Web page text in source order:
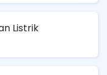
Listrik